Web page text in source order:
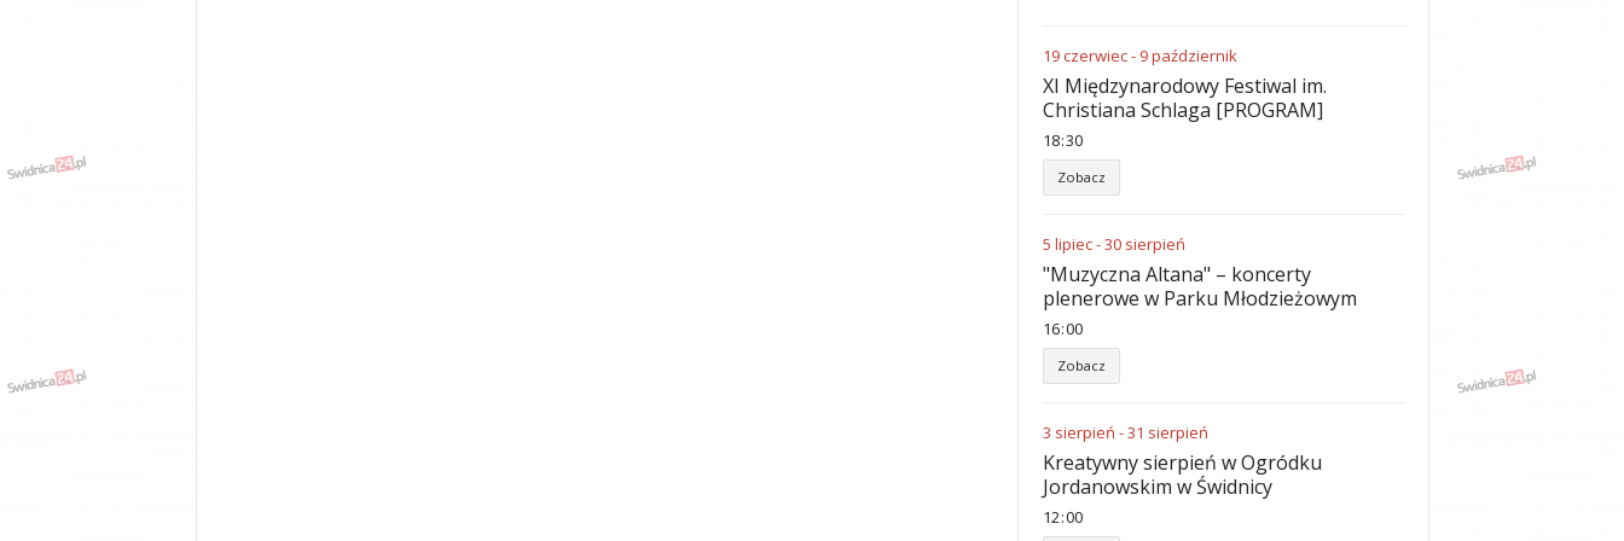
19czerwiec- 9październik
XI Międzynarodowy Festiwal im.
Christiana Schlaga [PROGRAM]
18:30
Zobacz
5 lipiec-30 sierpień
"Muzyczna Altana" – koncerty
plenerowe w Parku Młodzieżowym
16:00
Zobacz
3 sierpień -31 sierpień
Kreatywny sierpień w Ogródku
Jordanowskim w Świdnicy
12:00